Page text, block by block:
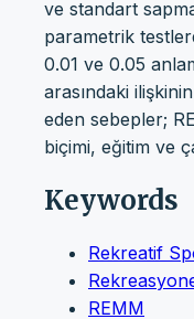
ve standart
parametrik
0.01 ve 0.05
arasındaki
eden sebepler;
biçimi, eğitim ve
Keywords
Rekreatif
REMM